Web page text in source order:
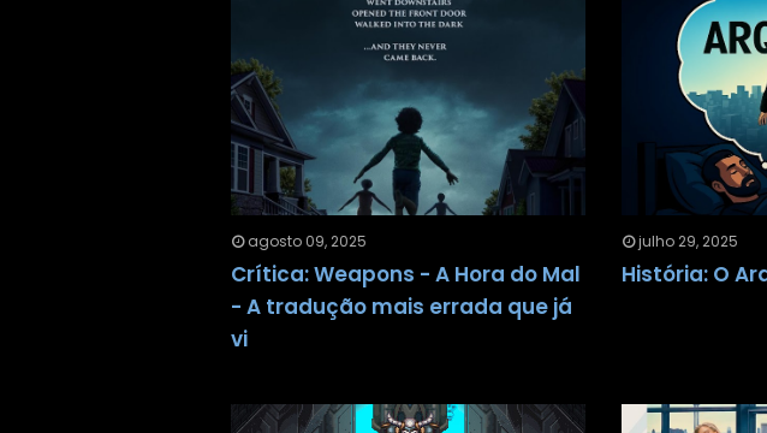
agosto 09, 2025
Crítica: Weapons - A Hora do Mal
- A tradução mais errada que já
vi
julho 29, 2025
História: O